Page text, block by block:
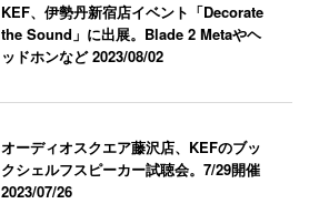
KEF、伊勢丹新宿店イベント「Decorate
the Sound」に出展。Blade 2 Metaやヘ
ッドホンなど2023/08/02
オーディオスクエア藤沢店、KEFのブッ
クシェルフスピーカー試聴会。7/29開催
2023/07/26